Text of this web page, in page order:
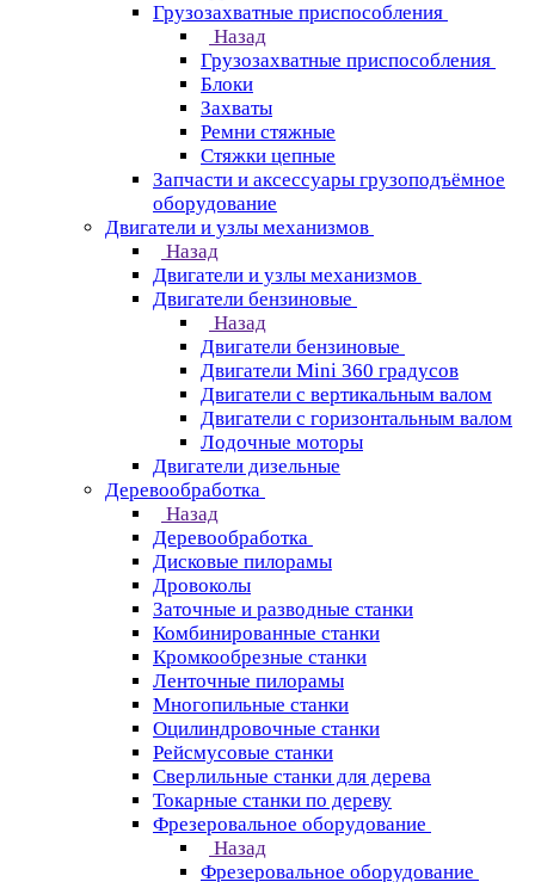
Грузозахватные приспособления
Назад
Грузозахватные приспособления
Блоки
Захваты
Ремни стяжные
Стяжки цепные
Запчасти и аксессуары грузоподъёмное
оборудование
Двигатели и узлы механизмов
Назад
Двигатели и узлы механизмов
Двигатели бензиновые
Назад
Двигатели бензиновые
Двигатели Mini 360 градусов
Двигатели с вертикальным валом
Двигатели с горизонтальным валом
Лодочные моторы
Двигатели дизельные
Деревообработка
Назад
Деревообработка
Дисковые пилорамы
Дровоколы
Заточные и разводные станки
Комбинированные станки
Кромкообрезные станки
Ленточные пилорамы
Многопильные станки
Оцилиндровочные станки
Рейсмусовые станки
Сверлильные станки для дерева
Токарные станки по дереву
Фрезеровальное оборудование
Назад
Фрезеровальное оборудование